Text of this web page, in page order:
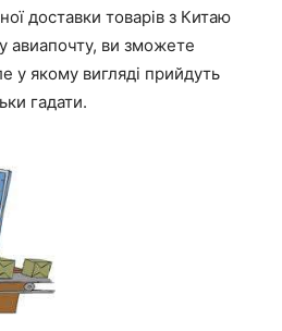
доставки товарів з Китаю
авиапочту, ви зможете
у якому вигляді прийдуть
гадати.